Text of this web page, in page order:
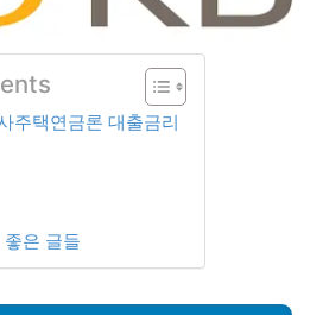
주택연금론 대출금리
은 글들